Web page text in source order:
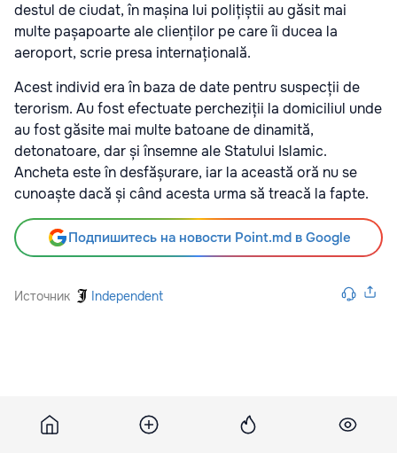
destul de ciudat, în mașina lui polițiștii au găsit mai
multe pașapoarte ale clienților pe care îi ducea la
aeroport, scrie presa internațională.
Acest individ era în baza de date pentru suspecții de
terorism. Au fost efectuate percheziții la domiciliul unde
au fost găsite mai multe batoane de dinamită,
detonatoare, dar și însemne ale Statului Islamic.
Ancheta este în desfășurare, iar la această oră nu se
cunoaște dacă și când acesta urma să treacă la fapte.
Подпишитесь на новости Point.md в Google
Источник Independent